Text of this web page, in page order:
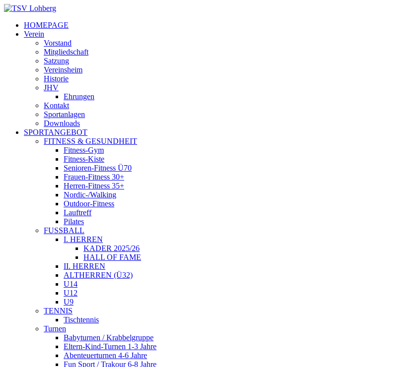
HOMEPAGE
Verein
Vorstand
Mitgliedschaft
Satzung
Vereinsheim
Historie
JHV
Ehrungen
Kontakt
Sportanlagen
Downloads
SPORTANGEBOT
FITNESS & GESUNDHEIT
Fitness-Gym
Fitness-Kiste
Senioren-Fitness Ü70
Frauen-Fitness 30+
Herren-Fitness 35+
Nordic-/Walking
Outdoor-Fitness
Lauftreff
Pilates
FUSSBALL
I. HERREN
KADER 2025/26
HALL OF FAME
II. HERREN
ALTHERREN (Ü32)
U14
U12
U9
TENNIS
Tischtennis
Turnen
Babyturnen / Krabbelgruppe
Eltern-Kind-Turnen 1-3 Jahre
Abenteuerturnen 4-6 Jahre
Fun Sport / Trakour 6-8 Jahre